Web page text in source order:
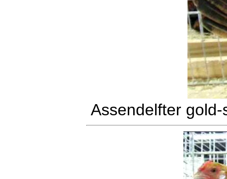
Assendelfter